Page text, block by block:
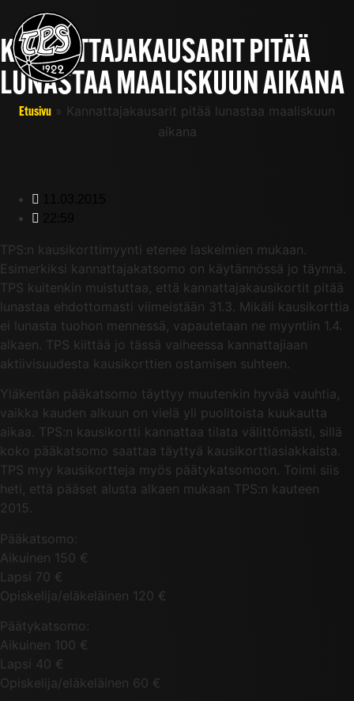
KANNATTAJAKAUSARIT PITÄÄ
LUNASTAA MAALISKUUN AIKANA
Etusivu » Kannattajakausarit pitää lunastaa maaliskuun
aikana
TPS:n kausikorttimyynti etenee laskelmien mukaan.
Esimerkiksi kannattajakatsomo on käytännössä jo täynnä.
TPS kuitenkin muistuttaa, että kannattajakausikortit pitää
lunastaa ehdottomasti viimeistään 31.3. Mikäli kausikorttia
ei lunasta tuohon mennessä, vapautetaan ne myyntiin 1.4.
alkaen. TPS kiittää jo tässä vaiheessa kannattajiaan
aktiivisuudesta kausikorttien ostamisen suhteen.
Yläkentän pääkatsomo täyttyy muutenkin hyvää vauhtia,
vaikka kauden alkuun on vielä yli puolitoista kuukautta
aikaa. TPS:n kausikortti kannattaa tilata välittömästi, sillä
koko pääkatsomo saattaa täyttyä kausikorttiasiakkaista.
TPS myy kausikortteja myös päätykatsomoon. Toimi siis
heti, että pääset alusta alkaen mukaan TPS:n kauteen
2015.
Pääkatsomo:
Aikuinen 150 €
Lapsi 70 €
Opiskelija/eläkeläinen 120 €
Päätykatsomo:
Aikuinen 100 €
Lapsi 40 €
Opiskelija/eläkeläinen 60 €